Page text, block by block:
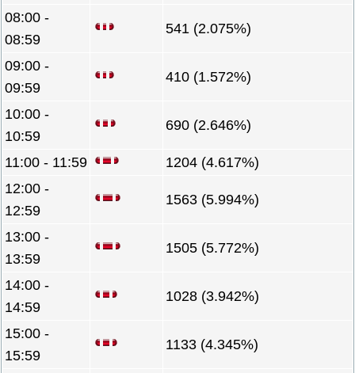
08:00 -
08:59
541 (2.075%)
09:00 -
09:59
410 (1.572%)
10:00 -
10:59
690 (2.646%)
11:00 - 11:59
1204 (4.617%)
12:00 -
12:59
1563 (5.994%)
13:00 -
13:59
1505 (5.772%)
14:00 -
14:59
1028 (3.942%)
15:00 -
15:59
1133 (4.345%)